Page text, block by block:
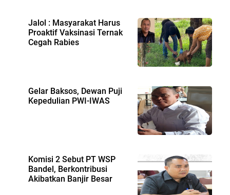
Jalol : Masyarakat Harus
Proaktif Vaksinasi Ternak
Cegah Rabies
Gelar Baksos, Dewan Puji
Kepedulian PWI-IWAS
Komisi 2 Sebut PT WSP
Bandel, Berkontribusi
Akibatkan Banjir Besar